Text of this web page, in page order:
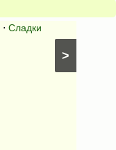
>
⋅ Сладки
мама